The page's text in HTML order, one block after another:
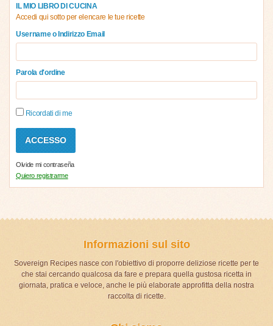
IL MIO LIBRO DI CUCINA
Accedi qui sotto per elencare le tue ricette
Username o Indirizzo Email
Parola d'ordine
Ricordati di me
Olvide mi contraseña
Quiero registrarme
Informazioni sul sito
Sovereign Recipes nasce con l'obiettivo di proporre deliziose ricette per te
che stai cercando qualcosa da fare e prepara quella gustosa ricetta in
giornata, pratica e veloce, anche le più elaborate approfitta della nostra
raccolta di ricette.